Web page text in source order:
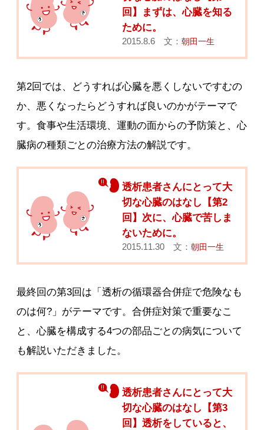
回】まずは、心臓を知る
ために。
2015.8.6 文：朝田一生
第2回では、どうすれば心臓を悪くしないですむの
か、悪くなったらどうすれば良いのかがテーマで
す。食事や生活環境、運動の面からの予防策と、心
臓病の種類ごとの治療方法の解説です。
透析患者さんにとって大
切な心臓のはなし【第2
回】次に、心臓で苦しま
ないために。
2015.11.30 文：朝田一生
最終回の第3回は「透析の循環器合併症で危険なも
のは何?」がテーマです。合併症対策で重要なこ
と、心臓を構成する4つの部品ごとの病気について
も解説いただきました。
透析患者さんにとって大
切な心臓のはなし【第3
回】透析をしていると、